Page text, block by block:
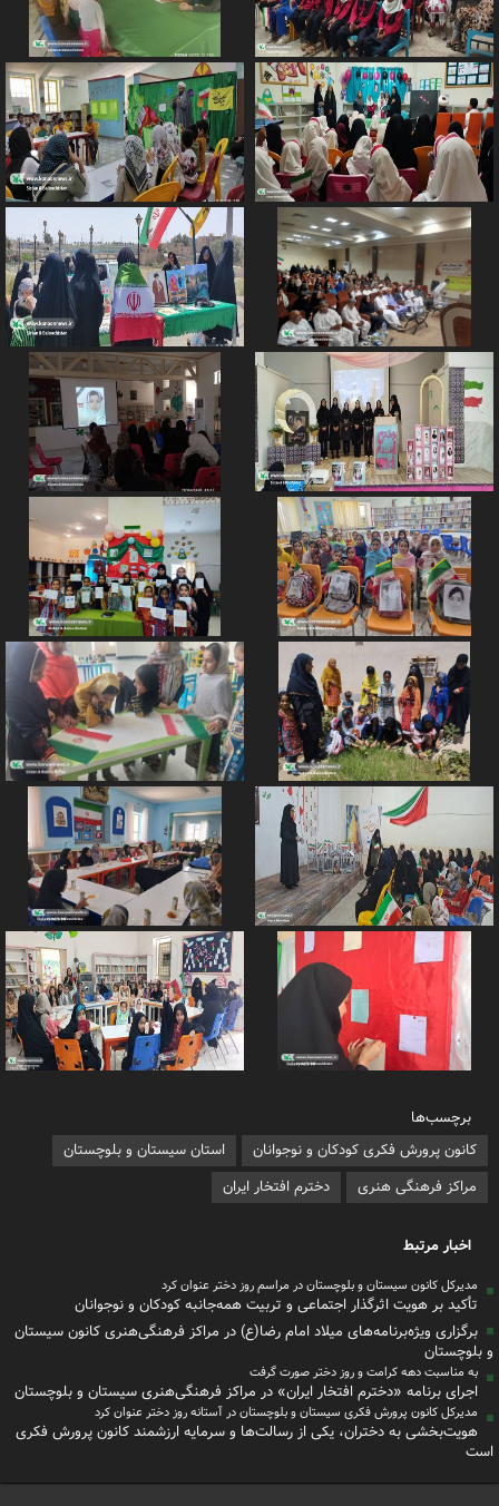
برچسب‌ها
کانون پرورش فکری کودکان و نوجوانان
استان سیستان و بلوچستان
مراکز فرهنگی هنری
دخترم افتخار ایران
اخبار مرتبط
مدیرکل کانون سیستان و بلوچستان در مراسم روز دختر عنوان کرد
تأکید بر هویت اثرگذار اجتماعی و تربیت همه‌جانبه کودکان و نوجوانان
برگزاری ویژه‌برنامه‌های میلاد امام رضا(ع) در مراکز فرهنگی‌هنری کانون سیستان
و بلوچستان
به مناسبت دهه کرامت و روز دختر صورت گرفت
اجرای برنامه «دخترم افتخار ایران» در مراکز فرهنگی‌هنری سیستان و بلوچستان
مدیرکل کانون پرورش فکری سیستان و بلوچستان در آستانه روز دختر عنوان کرد
هویت‌بخشی به دختران، یکی از رسالت‌ها و سرمایه ارزشمند کانون پرورش فکری
است